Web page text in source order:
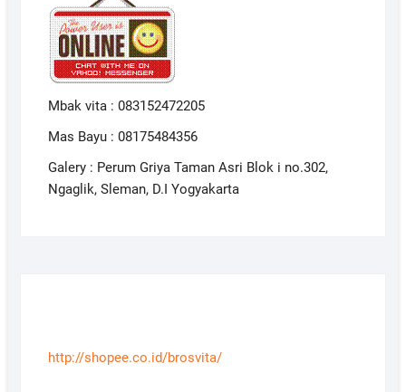
Mbak vita : 083152472205
Mas Bayu : 08175484356
Galery : Perum Griya Taman Asri Blok i no.302,
Ngaglik, Sleman, D.I Yogyakarta
http://shopee.co.id/brosvita/